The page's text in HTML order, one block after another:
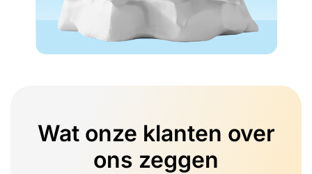
Wat onze klanten over
ons zeggen